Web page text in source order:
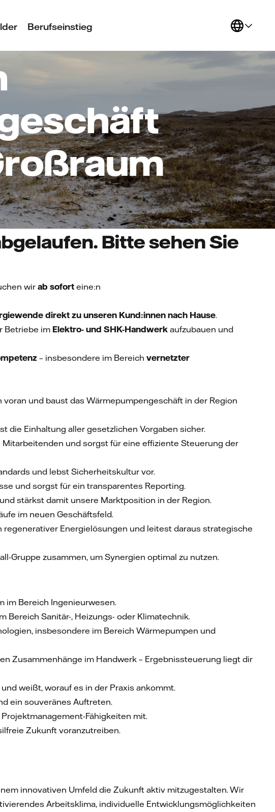
Berufseinstieg
Bitte sehen Sie
wir ab sofort eine:n
direkt zu unseren Kund:innen nach Hause.
Betriebe im Elektro- und SHK-Handwerk aufzubauen und
– insbesondere im Bereich vernetzter
und baust das Wärmepumpengeschäft in der Region
die Einhaltung aller gesetzlichen Vorgaben sicher.
und sorgst für eine effiziente Steuerung der
und lebst Sicherheitskultur vor.
und sorgst für ein transparentes Reporting.
stärkst damit unsere Marktposition in der Region.
im neuen Geschäftsfeld.
Energielösungen und leitest daraus strategische
Gruppe zusammen, um Synergien optimal zu nutzen.
im Bereich Ingenieurwesen.
Bereich Sanitär-, Heizungs- oder Klimatechnik.
insbesondere im Bereich Wärmepumpen und
Zusammenhänge im Handwerk – Ergebnissteuerung liegt dir
weißt, worauf es in der Praxis ankommt.
ein souveränes Auftreten.
Fähigkeiten mit.
Zukunft voranzutreiben.
innovativen Umfeld die Zukunft aktiv mitzugestalten. Wir
Arbeitsklima, individuelle Entwicklungsmöglichkeiten